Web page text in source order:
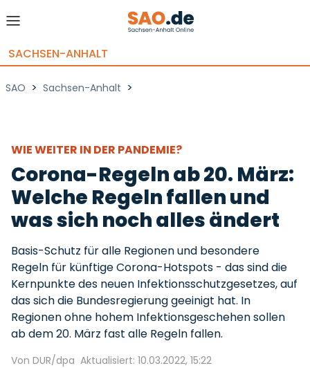
SACHSEN-ANHALT
SAO > Sachsen-Anhalt >
WIE WEITER IN DER PANDEMIE?
Corona-Regeln ab 20. März:
Welche Regeln fallen und
was sich noch alles ändert
Basis-Schutz für alle Regionen und besondere
Regeln für künftige Corona-Hotspots - das sind die
Kernpunkte des neuen Infektionsschutzgesetzes, auf
das sich die Bundesregierung geeinigt hat. In
Regionen ohne hohem Infektionsgeschehen sollen
ab dem 20. März fast alle Regeln fallen.
Von DUR/dpa Aktualisiert: 10.03.2022, 15:22